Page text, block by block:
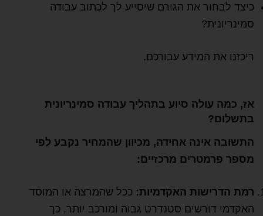
כיצד לבחור את הגורם שיסייע לך לכתוב עבודה
סמינריונית?
ריכזנו את המידע עבורכם.
אז, כמה עולה סיוע בתהליך עבודה סמינריונית
בתשלום?
התשובה אינה אחידה, מכיוון שהמחיר נקבע לפי
מספר פרמטרים מרכזיים:
רמת הדרישות האקדמיות: ככל שהמרצה או המוסד
האקדמי דורשים סטנדרט גבוה ומורכב יותר, כך